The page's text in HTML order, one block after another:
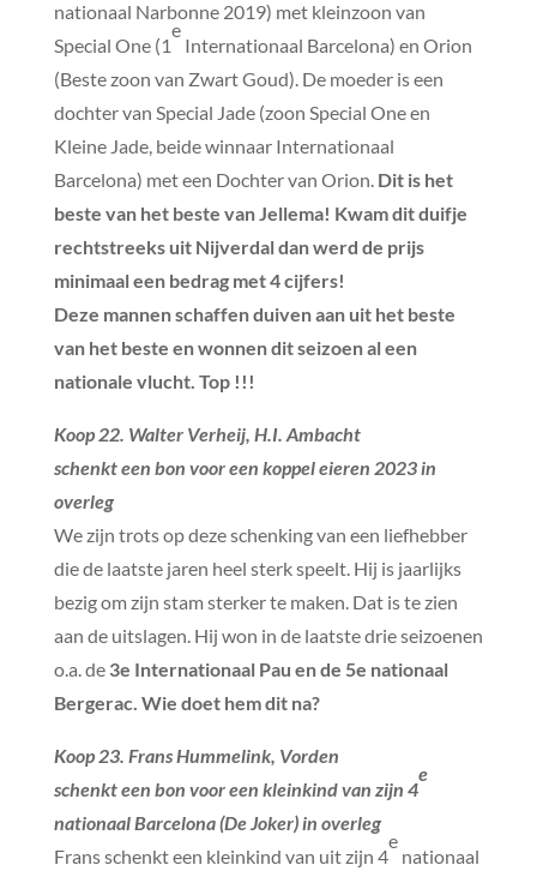
nationaal Narbonne 2019) met kleinzoon van
Special One (1
e
Internationaal Barcelona) en Orion
(Beste zoon van Zwart Goud). De moeder is een
dochter van Special Jade (zoon Special One en
Kleine Jade, beide winnaar Internationaal
Barcelona) met een Dochter van Orion. Dit is het
beste van het beste van Jellema! Kwam dit duifje
rechtstreeks uit Nijverdal dan werd de prijs
minimaal een bedrag met 4 cijfers!
Deze mannen schaffen duiven aan uit het beste
van het beste en wonnen dit seizoen al een
nationale vlucht. Top !!!
Koop 22. Walter Verheij, H.I. Ambacht
schenkt een bon voor een koppel eieren 2023 in
overleg
We zijn trots op deze schenking van een liefhebber
die de laatste jaren heel sterk speelt. Hij is jaarlijks
bezig om zijn stam sterker te maken. Dat is te zien
aan de uitslagen. Hij won in de laatste drie seizoenen
o.a. de 3e Internationaal Pau en de 5e nationaal
Bergerac. Wie doet hem dit na?
Koop 23. Frans Hummelink, Vorden
schenkt een bon voor een kleinkind van zijn 4
e
nationaal Barcelona (De Joker) in overleg
Frans schenkt een kleinkind van uit zijn 4
e
nationaal